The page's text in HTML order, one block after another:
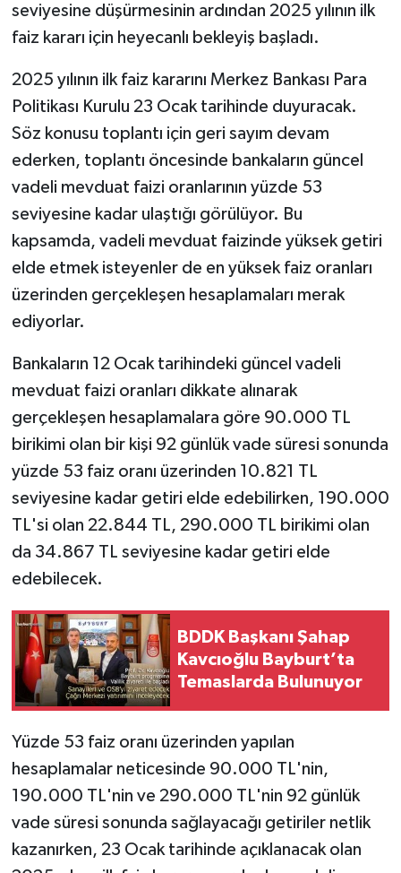
seviyesine düşürmesinin ardından 2025 yılının ilk
faiz kararı için heyecanlı bekleyiş başladı.
2025 yılının ilk faiz kararını Merkez Bankası Para
Politikası Kurulu 23 Ocak tarihinde duyuracak.
Söz konusu toplantı için geri sayım devam
ederken, toplantı öncesinde bankaların güncel
vadeli mevduat faizi oranlarının yüzde 53
seviyesine kadar ulaştığı görülüyor. Bu
kapsamda, vadeli mevduat faizinde yüksek getiri
elde etmek isteyenler de en yüksek faiz oranları
üzerinden gerçekleşen hesaplamaları merak
ediyorlar.
Bankaların 12 Ocak tarihindeki güncel vadeli
mevduat faizi oranları dikkate alınarak
gerçekleşen hesaplamalara göre 90.000 TL
birikimi olan bir kişi 92 günlük vade süresi sonunda
yüzde 53 faiz oranı üzerinden 10.821 TL
seviyesine kadar getiri elde edebilirken, 190.000
TL'si olan 22.844 TL, 290.000 TL birikimi olan
da 34.867 TL seviyesine kadar getiri elde
edebilecek.
BDDK Başkanı Şahap
Kavcıoğlu Bayburt’ta
Temaslarda Bulunuyor
Yüzde 53 faiz oranı üzerinden yapılan
hesaplamalar neticesinde 90.000 TL'nin,
190.000 TL'nin ve 290.000 TL'nin 92 günlük
vade süresi sonunda sağlayacağı getiriler netlik
kazanırken, 23 Ocak tarihinde açıklanacak olan